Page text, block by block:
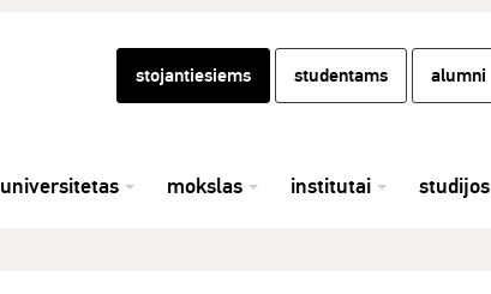
stojantiesiems studentams alumni
universitetas mokslas institutai studijos